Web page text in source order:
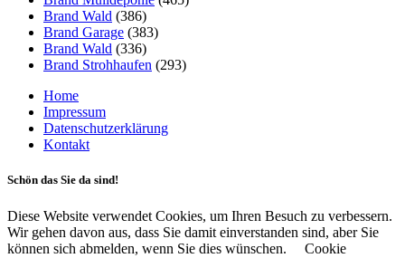
Brand Wald (386)
Brand Garage (383)
Brand Wald (336)
Brand Strohhaufen (293)
Home
Impressum
Datenschutzerklärung
Kontakt
Schön das Sie da sind!
Diese Website verwendet Cookies, um Ihren Besuch zu verbessern.
Wir gehen davon aus, dass Sie damit einverstanden sind, aber Sie
können sich abmelden, wenn Sie dies wünschen.
Cookie